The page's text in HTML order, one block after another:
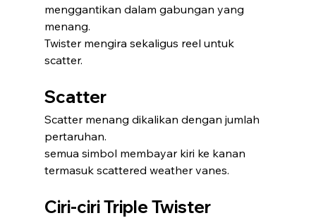
menggantikan dalam gabungan yang
menang.
Twister mengira sekaligus reel untuk
scatter.
Scatter
Scatter menang dikalikan dengan jumlah
pertaruhan.
semua simbol membayar kiri ke kanan
termasuk scattered weather vanes.
Ciri-ciri Triple Twister